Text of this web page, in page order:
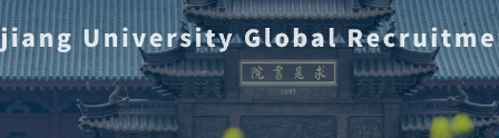
Jobs @ ZJU
招聘公告
加入我们
Discover ZJU
浙大简况
人才队伍
News and Events
新闻速递
人才风采